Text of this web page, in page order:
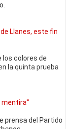
Llanes, este fin
los colores de
la quinta prueba
mentira"
prensa del Partido